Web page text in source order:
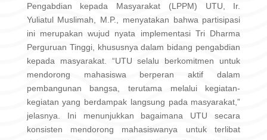
Pengabdian kepada Masyarakat (LPPM) UTU, Ir.
Yuliatul Muslimah, M.P., menyatakan bahwa partisipasi
ini merupakan wujud nyata implementasi Tri Dharma
Perguruan Tinggi, khususnya dalam bidang pengabdian
kepada masyarakat. “UTU selalu berkomitmen untuk
mendorong mahasiswa berperan aktif dalam
pembangunan bangsa, terutama melalui kegiatan-
kegiatan yang berdampak langsung pada masyarakat,”
jelasnya. Ini menunjukkan bagaimana UTU secara
konsisten mendorong mahasiswanya untuk terlibat